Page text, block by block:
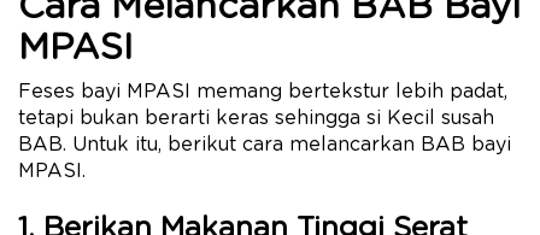
MPASI
Feses bayi MPASI memang bertekstur lebih padat,
tetapi bukan berarti keras sehingga si Kecil susah
BAB. Untuk itu, berikut cara melancarkan BAB bayi
MPASI.
1. Berikan Makanan Tinggi Serat